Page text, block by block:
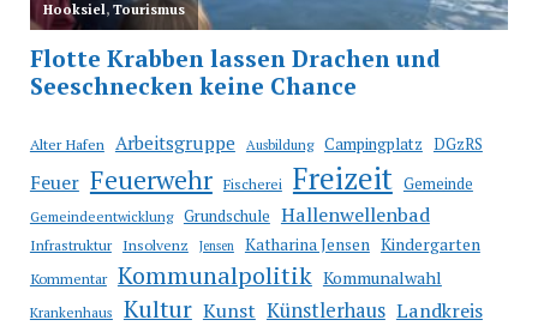
Alter Hafen Arbeitsgruppe Ausbildung Campingplatz DGzRS
Feuer Feuerwehr Fischerei Freizeit Gemeinde
Gemeindeentwicklung Grundschule Hallenwellenbad
Infrastruktur Insolvenz Jensen Katharina Jensen Kindergarten
Kommentar Kommunalpolitik Kommunalwahl
Krankenhaus Kultur Kunst Künstlerhaus Landkreis